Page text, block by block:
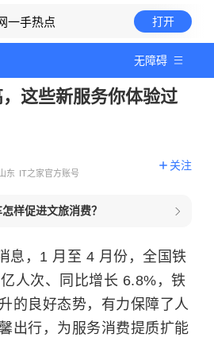
一手热点 打开
无障碍
这些新服务你体验过
东 IT之家官方账号
关注
样促进文旅消费？
息，1 月至 4 月份，全国铁
人次、同比增长 6.8%，铁
的良好态势，有力保障了人
出行，为服务消费提质扩能